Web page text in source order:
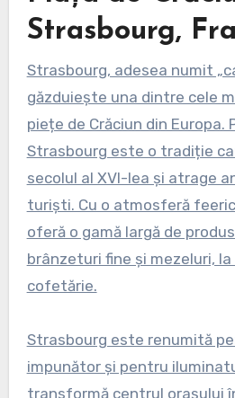
Strasbourg,
Strasbourg, adesea numit
găzduiește una dintre cele
piețe de Crăciun din Europa.
Strasbourg este o tradiție
secolul al XVI-lea și atrage
turiști. Cu o atmosferă
oferă o gamă largă de
brânzeturi fine și mezeluri,
cofetărie.
Strasbourg este renumită
impunător și pentru
transformă centrul orașului